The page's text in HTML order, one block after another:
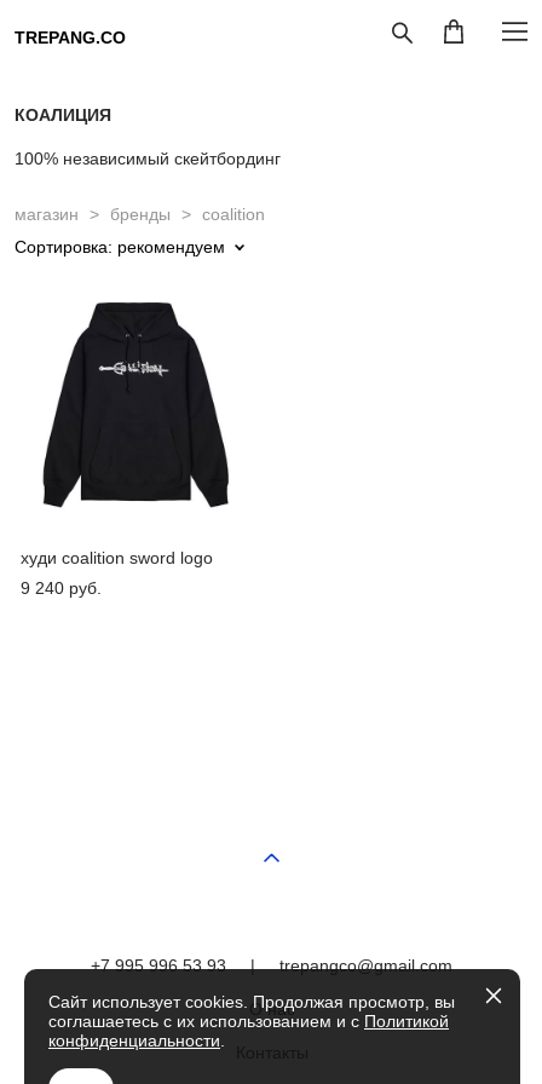
TREPANG.CO
КОАЛИЦИЯ
100% независимый скейтбординг
магазин > бренды > coalition
Сортировка: рекомендуем
худи coalition sword logo
9 240 pуб.
+7 995 996 53 93|trepangco@gmail.com
О нас
Сайт использует cookies. Продолжая просмотр, вы
соглашаетесь с их использованием и с Политикой
конфиденциальности